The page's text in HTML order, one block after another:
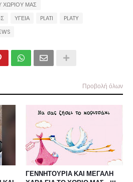
ΧΩΡΙΟΥ ΜΑΣ
ΥΓΕΙΑ PLATI
PLATY
Προβολή όλων
ΓΕΝΝΗΤΟΥΡΙΑ ΚΑΙ ΜΕΓΑΛΗ